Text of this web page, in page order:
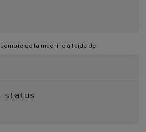
de la machine à l’aide de :
status